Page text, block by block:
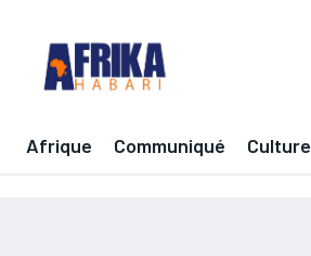
Afrique Communiqué Culture